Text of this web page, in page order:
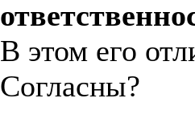
В этом его
Согласны?